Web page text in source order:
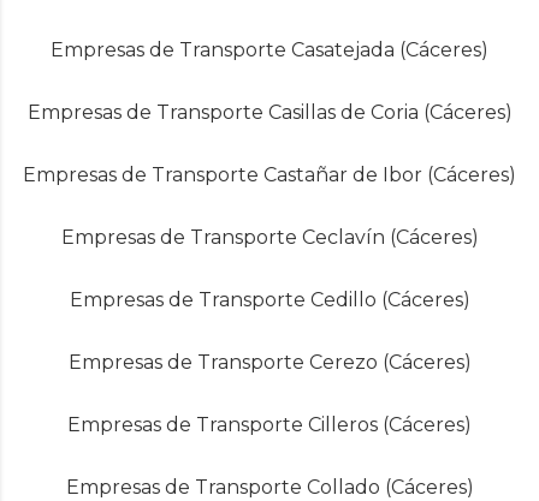
Empresas de Transporte Casatejada (Cáceres)
Empresas de Transporte Casillas de Coria (Cáceres)
Empresas de Transporte Castañar de Ibor (Cáceres)
Empresas de Transporte Ceclavín (Cáceres)
Empresas de Transporte Cedillo (Cáceres)
Empresas de Transporte Cerezo (Cáceres)
Empresas de Transporte Cilleros (Cáceres)
Empresas de Transporte Collado (Cáceres)